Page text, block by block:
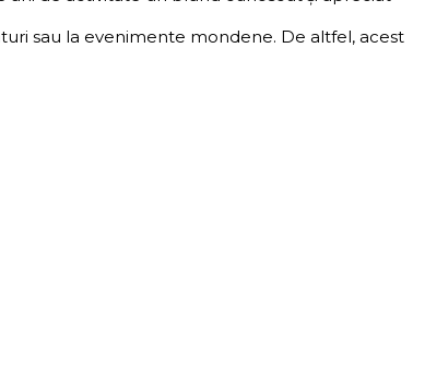
sau la evenimente mondene. De altfel, acest